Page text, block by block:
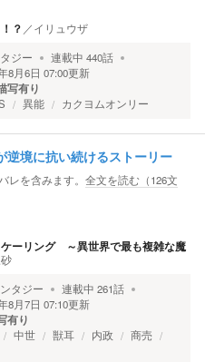
？ ／イリュウザ
ジー 連載中 440話
8月6日 07:00更新
写有り
異能 カクヨムオンリー
逆境に抗い続けるストーリー
レを含みます。 全文を読む（126文
ーリング ～異世界で最も複雑な魔
タジー 連載中 261話
8月7日 07:10更新
有り
中世 獣耳 内政
商売